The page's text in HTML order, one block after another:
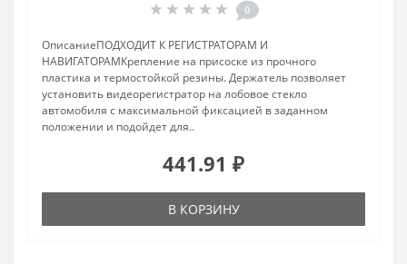
0
ОписаниеПОДХОДИТ К РЕГИСТРАТОРАМ И
НАВИГАТОРАМКрепление на присоске из прочного
пластика и термостойкой резины. Держатель позволяет
установить видеорегистратор на лобовое стекло
автомобиля с максимальной фиксацией в заданном
положении и подойдет для..
441.91 ₽
В КОРЗИНУ